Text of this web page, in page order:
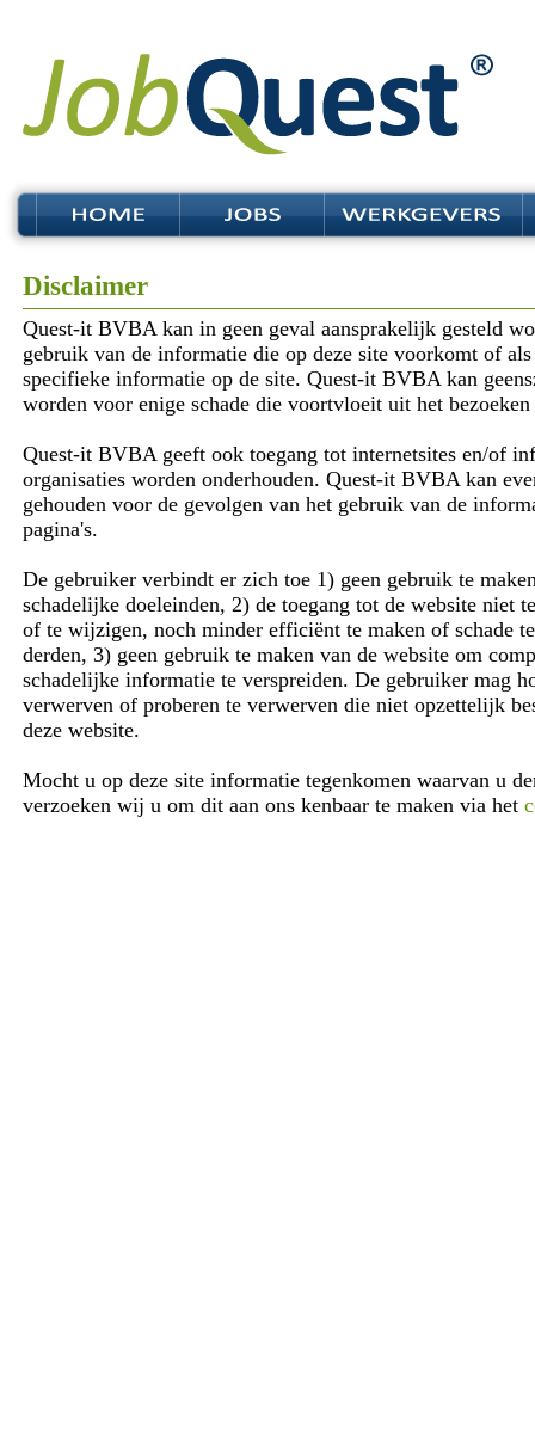
Disclaimer
Quest-it BVBA kan in geen geval aansprakelijk gesteld
gebruik van de informatie die op deze site voorkomt of
specifieke informatie op de site. Quest-it BVBA kan
worden voor enige schade die voortvloeit uit het
Quest-it BVBA geeft ook toegang tot internetsites en/of
organisaties worden onderhouden. Quest-it BVBA kan
gehouden voor de gevolgen van het gebruik van de
pagina's.
De gebruiker verbindt er zich toe 1) geen gebruik te
schadelijke doeleinden, 2) de toegang tot de website niet
of te wijzigen, noch minder efficiënt te maken of schade
derden, 3) geen gebruik te maken van de website om
schadelijke informatie te verspreiden. De gebruiker mag
verwerven of proberen te verwerven die niet opzettelijk
deze website.
Mocht u op deze site informatie tegenkomen waarvan u
verzoeken wij u om dit aan ons kenbaar te maken via het